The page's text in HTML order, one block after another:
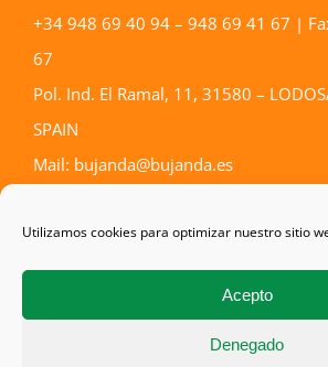
Utilizamos cookies para optimizar nuestro sitio
Acepto
Denegado
+34 948 69 40 94 – 948 69 41 67 |
67
Pol. Ind. El Ramal, 11, 31580 –
SPAIN
Mail: bujanda@bujanda.es